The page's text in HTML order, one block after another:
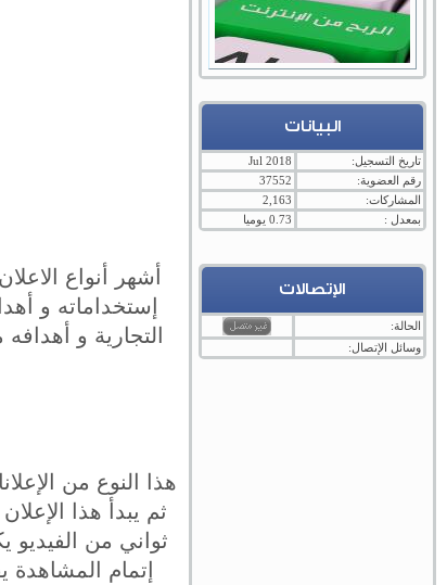
البيانات
تاريخ التسجيل:
Jul 2018
رقم العضوية:
37552
المشاركات:
2,163
بمعدل :
0.73 يوميا
الإتصالات
الحالة:
وسائل الإتصال:
أشهر أنواع
إستخداماته و
التجارية و
هذا النوع من
ثواني من الفيديو